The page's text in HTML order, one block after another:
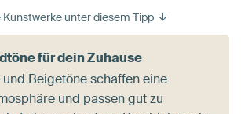
Kunstwerke unter diesem Tipp
für dein Zuhause
Beigetöne schaffen eine
und passen gut zu